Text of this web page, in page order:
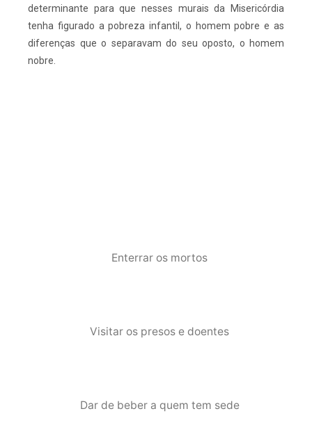
determinante para que nesses murais da Misericórdia
tenha figurado a pobreza infantil, o homem pobre e as
diferenças que o separavam do seu oposto, o homem
nobre.
Enterrar os mortos
Visitar os presos e doentes
Dar de beber a quem tem sede